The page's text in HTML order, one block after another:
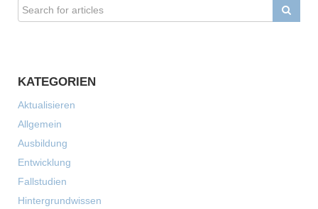
KATEGORIEN
Aktualisieren
Allgemein
Ausbildung
Entwicklung
Fallstudien
Hintergrundwissen